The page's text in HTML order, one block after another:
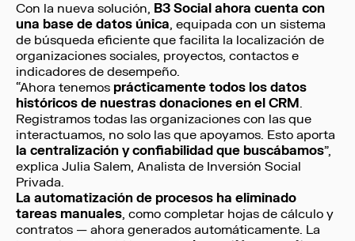
Con la nueva solución, B3 Social ahora cuenta con
una base de datos única, equipada con un sistema
de búsqueda eficiente que facilita la localización de
organizaciones sociales, proyectos, contactos e
indicadores de desempeño.
“Ahora tenemos prácticamente todos los datos
históricos de nuestras donaciones en el CRM.
Registramos todas las organizaciones con las que
interactuamos, no solo las que apoyamos. Esto aporta
la centralización y confiabilidad que buscábamos”,
explica Julia Salem, Analista de Inversión Social
Privada.
La automatización de procesos ha eliminado
tareas manuales, como completar hojas de cálculo y
contratos — ahora generados automáticamente. La